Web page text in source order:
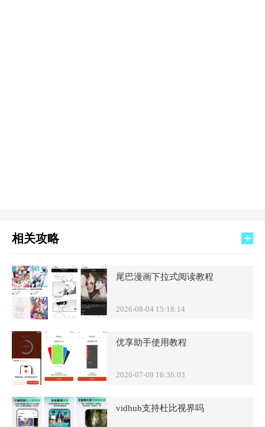
相关攻略
尾巴漫画下拉式阅读教程
2026-08-04 15:18:14
优享助手使用教程
2026-07-09 16:36:03
vidhub支持杜比视界吗